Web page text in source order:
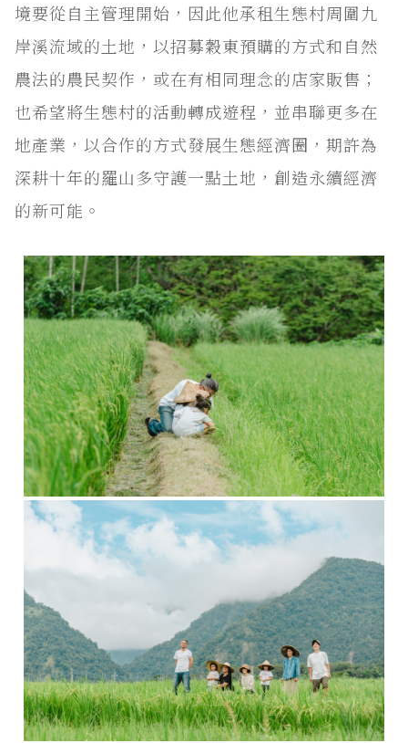
境要從自主管理開始，因此他承租生態村周圍九
岸溪流域的土地，以招募穀東預購的方式和自然
農法的農民契作，或在有相同理念的店家販售；
也希望將生態村的活動轉成遊程，並串聯更多在
地產業，以合作的方式發展生態經濟圈，期許為
深耕十年的羅山多守護一點土地，創造永續經濟
的新可能。